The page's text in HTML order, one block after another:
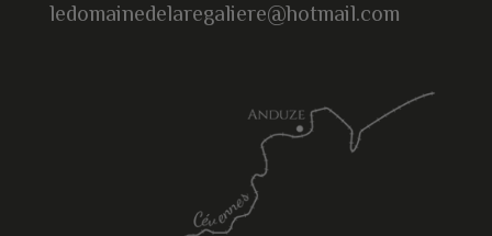
ledomainedelaregaliere@hotmail.com